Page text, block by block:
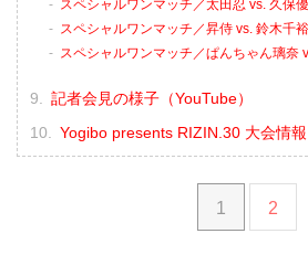
スペシャルワンマッチ／太田忍 vs. 久保
スペシャルワンマッチ／昇侍 vs. 鈴木千裕
スペシャルワンマッチ／ぱんちゃん璃奈
記者会見の様子（YouTube）
Yogibo presents RIZIN.30 大会情報
1 2